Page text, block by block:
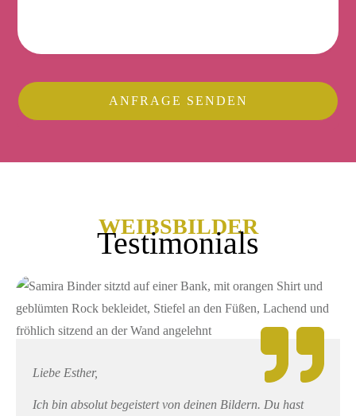
ANFRAGE SENDEN
WEIBSBILDER
Testimonials
Liebe Esther,
Ich bin absolut begeistert von deinen Bildern. Du hast